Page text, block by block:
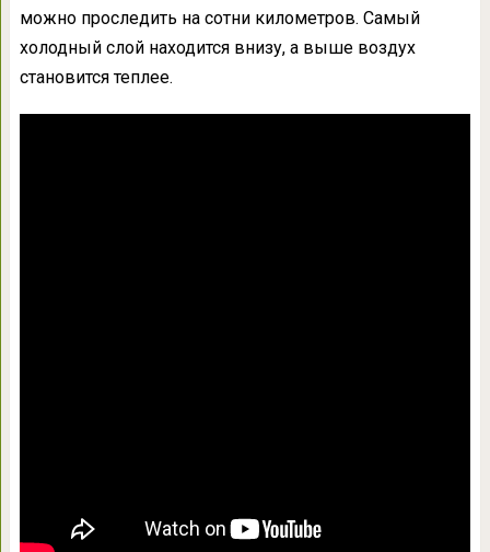
можно проследить на сотни километров. Самый
холодный слой находится внизу, а выше воздух
становится теплее.